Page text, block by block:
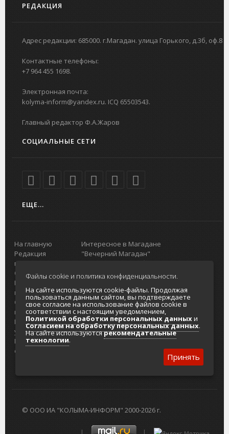
РЕДАКЦИЯ
Адрес редакции: 685000. г.Магадан. улица Горького, д.3б, оф.8
Контактные телефоны:
+7 964 455 1698.
Электронная почта:
kolyma-inform@yandex.ru. ICQ 65503543.
Главный редактор Ф.А.Жаров
СОЦИАЛЬНЫЕ СЕТИ
ЕЩЕ...
На главную
Редакция
портала
О проекте
Реклама на
портале
Отзывы и
предложения
Интернет-
услуги
Разработка
сайтов
Интересное в Магадане
"Вечерний Магадан"
Городская доска объявлений
Реклама
Главный туристический портал
Колымы
Политика в отношении обработки
персональных данных
Согласие на обработку персональных
данных
© ООО ИА "КОЛЫМА-ИНФОРМ" 2000-2026 г.
Файлы cookie и политика конфиденциальности.
На сайте используются cookie-файлы. Продолжая
пользоваться данным сайтом, вы подтверждаете
свое согласие на использование файлов cookie в
соответствии с настоящим уведомлением,
Политикой обработки персональных данныхи
Согласием на обработку персональных данных.
На сайте используютсярекомендательные
технологии.
Принять